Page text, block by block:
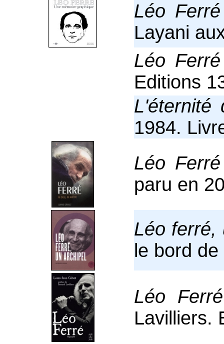
Léo
Layani
Léo
Editions
L'éternité
1984.
Léo
paru en
Léo ferré,
le bord
Léo Ferré
Lavilliers.